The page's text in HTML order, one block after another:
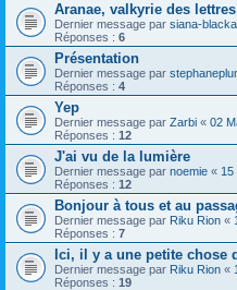
Aranae, valkyrie des lettres
Dernier message par siana-
Réponses : 6
Présentation
Dernier message par
Réponses : 4
Yep
Dernier message par Zarbi « 02
Réponses : 12
J'ai vu de la lumière
Dernier message par noemie « 15
Réponses : 12
Bonjour à tous et au
Dernier message par Riku Rion «
Réponses : 7
Ici, il y a une petite chose
Dernier message par Riku Rion «
Réponses : 19